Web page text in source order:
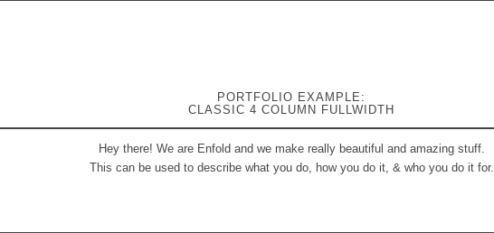
PORTFOLIO EXAMPLE:
CLASSIC 4 COLUMN FULLWIDTH
Hey there! We are Enfold and we make really beautiful and amazing stuff.
This can be used to describe what you do, how you do it, & who you do it for.